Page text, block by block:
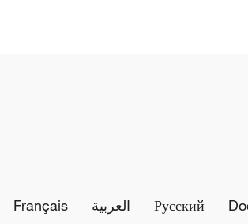
Français العربية Русский